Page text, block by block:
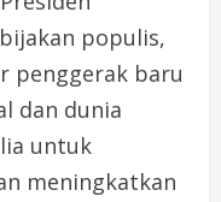
populis,
penggerak baru
dan dunia
untuk
meningkatkan